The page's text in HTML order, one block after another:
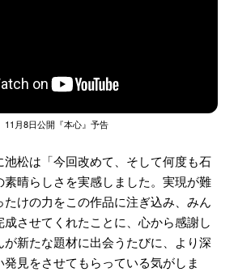
11月8日公開『本心』予告
池松は「今回改めて、そして何度も石
晴らしさを実感しました。実現が難
けの力をこの作品に注ぎ込み、みん
させてくれたことに、心から感謝し
新たな題材に出会うたびに、より深
発見をさせてもらっている気がしま